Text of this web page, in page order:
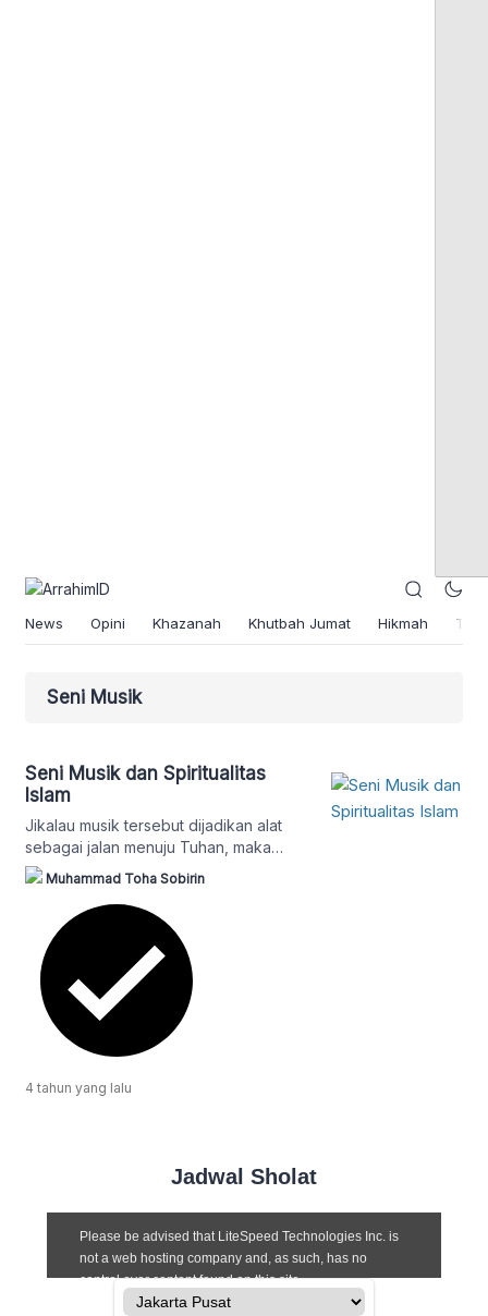
News Opini Khazanah Khutbah Jumat Hikmah
Seni Musik
Seni Musik dan Spiritualitas
Islam
Jikalau musik tersebut dijadikan alat
sebagai jalan menuju Tuhan, maka
akan timbul ketenangan–ketenangan di
Muhammad Toha Sobirin
4 tahun yang lalu
Jadwal Sholat